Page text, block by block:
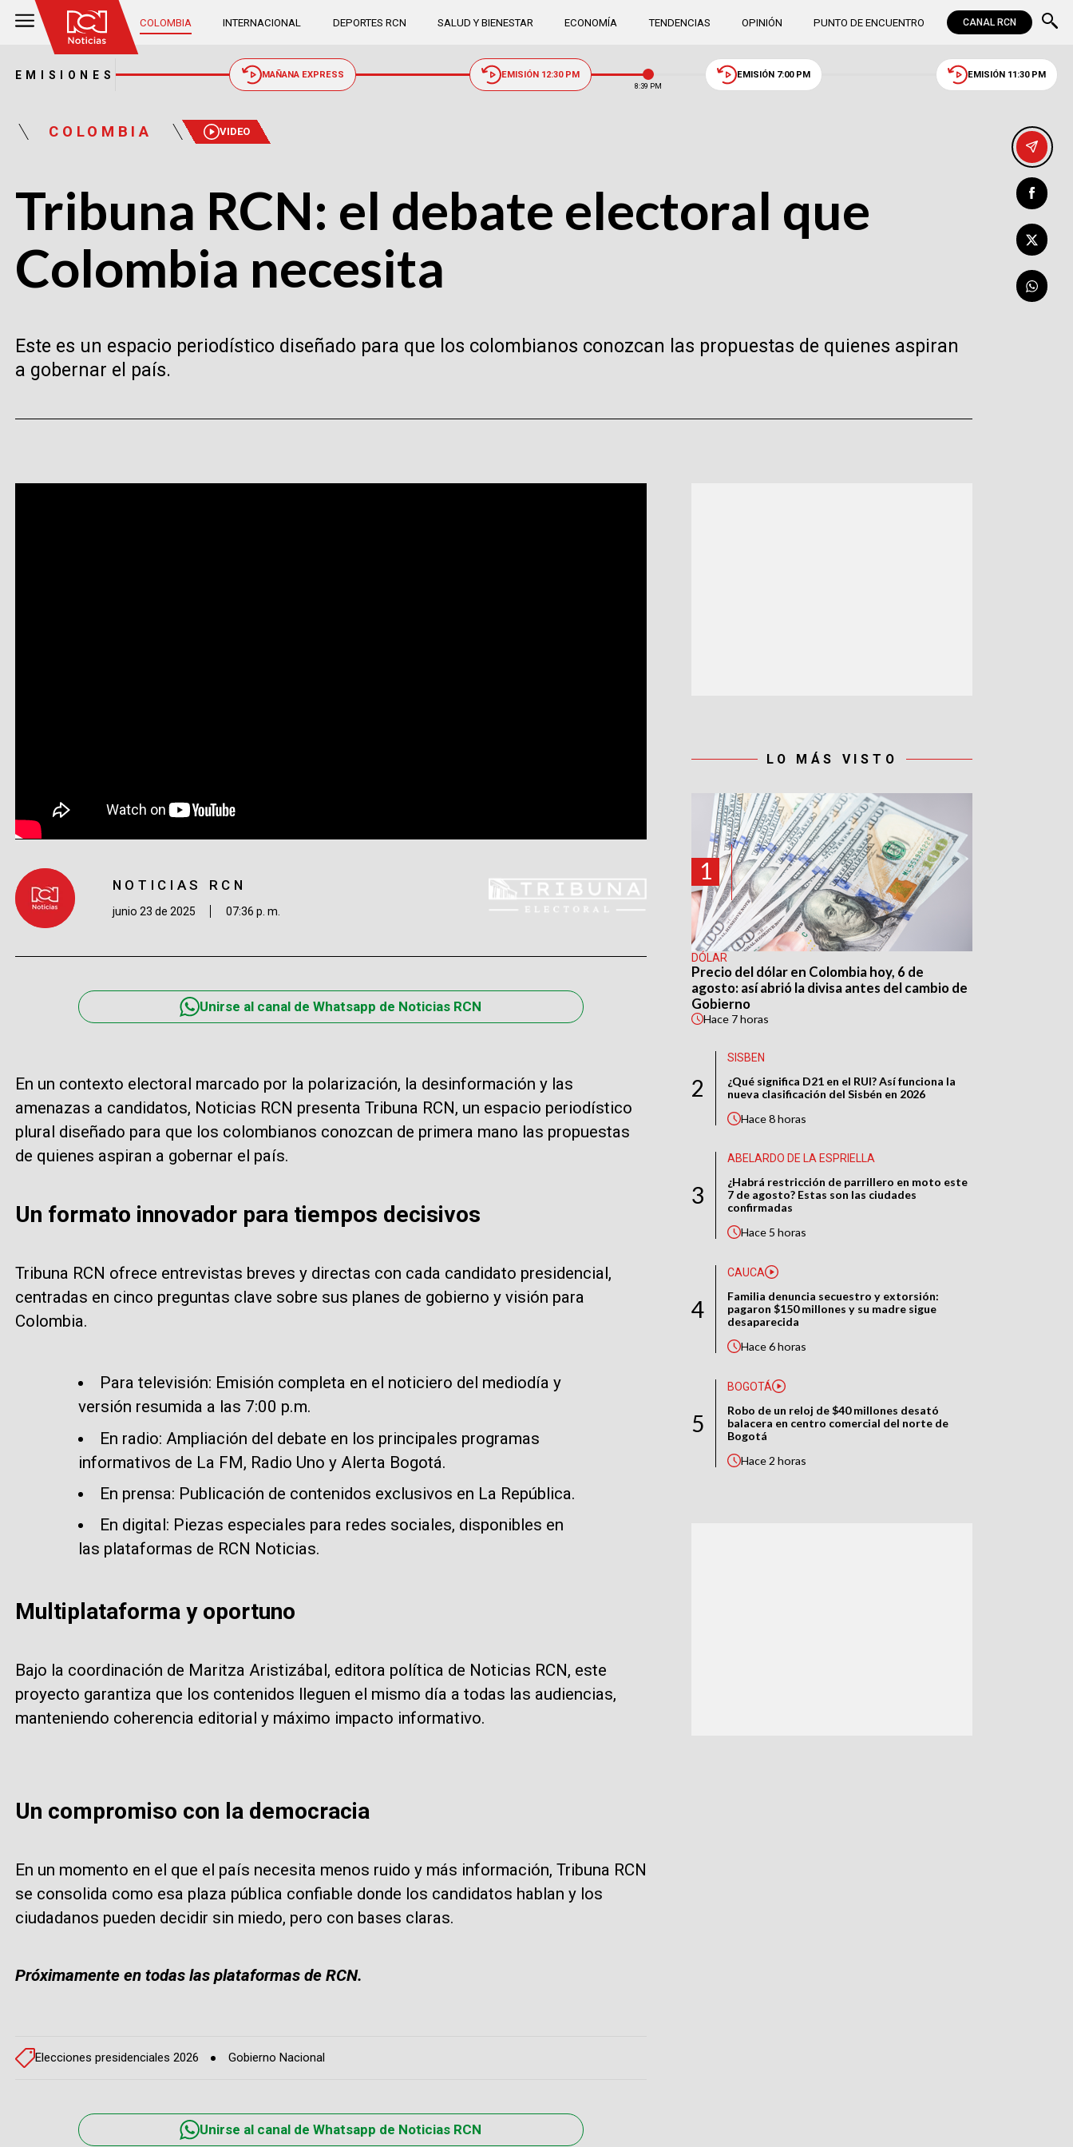
COLOMBIA INTERNACIONAL DEPORTES RCN SALUD Y BIENESTAR ECONOMÍA TENDENCIAS OPINIÓN PUNTO DE ENCUENTRO CANAL RCN
EMISIONES MAÑANA EXPRESS EMISIÓN 12:30 PM
8:39 PM
EMISIÓN 7:00 PM EMISIÓN 11:30 PM
COLOMBIA VIDEO
Tribuna RCN: el debate electoral que
Colombia necesita
Este es un espacio periodístico diseñado para que los colombianos conozcan las propuestas de quienes aspiran
a gobernar el país.
NOTICIAS RCN
junio 23 de 2025 07:36 p. m.
Unirse al canal de Whatsapp de Noticias RCN
En un contexto electoral marcado por la polarización, la desinformación y las
amenazas a candidatos, Noticias RCN presenta Tribuna RCN, un espacio periodístico
plural diseñado para que los colombianos conozcan de primera mano las propuestas
de quienes aspiran a gobernar el país.
Un formato innovador para tiempos decisivos
Tribuna RCN ofrece entrevistas breves y directas con cada candidato presidencial,
centradas en cinco preguntas clave sobre sus planes de gobierno y visión para
Colombia.
Para televisión: Emisión completa en el noticiero del mediodía y
versión resumida a las 7:00 p.m.
En radio: Ampliación del debate en los principales programas
informativos de La FM, Radio Uno y Alerta Bogotá.
En prensa: Publicación de contenidos exclusivos en La República.
En digital: Piezas especiales para redes sociales, disponibles en
las plataformas de RCN Noticias.
Multiplataforma y oportuno
Bajo la coordinación de Maritza Aristizábal, editora política de Noticias RCN, este
proyecto garantiza que los contenidos lleguen el mismo día a todas las audiencias,
manteniendo coherencia editorial y máximo impacto informativo.
Un compromiso con la democracia
En un momento en el que el país necesita menos ruido y más información, Tribuna RCN
se consolida como esa plaza pública confiable donde los candidatos hablan y los
ciudadanos pueden decidir sin miedo, pero con bases claras.
Próximamente en todas las plataformas de RCN.
Elecciones presidenciales 2026 Gobierno Nacional
Unirse al canal de Whatsapp de Noticias RCN
LO MÁS VISTO
1
DÓLAR
Precio del dólar en Colombia hoy, 6 de
agosto: así abrió la divisa antes del cambio de
Gobierno
Hace 7 horas
2
SISBEN
¿Qué significa D21 en el RUI? Así funciona la
nueva clasificación del Sisbén en 2026
Hace8 horas
3
ABELARDO DE LA ESPRIELLA
¿Habrá restricción de parrillero en moto este
7 de agosto? Estas son las ciudades
confirmadas
Hace 5 horas
4
CAUCA
Familia denuncia secuestro y extorsión:
pagaron $150 millones y su madre sigue
desaparecida
Hace6 horas
5
BOGOTÁ
Robo de un reloj de $40 millones desató
balacera en centro comercial del norte de
Bogotá
Hace2 horas